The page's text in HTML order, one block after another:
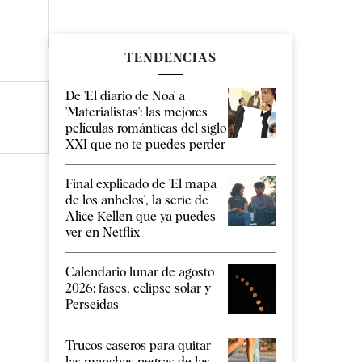
TENDENCIAS
De 'El diario de Noa' a
'Materialistas': las mejores
películas románticas del siglo
XXI que no te puedes perder
Final explicado de 'El mapa
de los anhelos', la serie de
Alice Kellen que ya puedes
ver en Netflix
Calendario lunar de agosto
2026: fases, eclipse solar y
Perseidas
Trucos caseros para quitar